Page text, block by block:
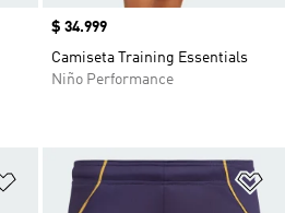
Precio
$ 34.999
Camiseta Training Essentials
Niño Performance
Añadir a la lista de deseos